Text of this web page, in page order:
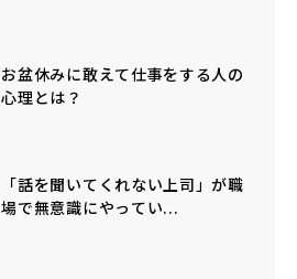
お盆休みに敢えて仕事をする人の
心理とは？
「話を聞いてくれない上司」が職
場で無意識にやってい...